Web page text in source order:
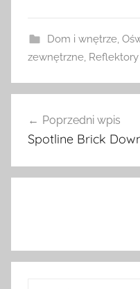
Dom i wnętrze,
zewnętrzne,
wpisu
Poprzedni wpis
Spotline Brick